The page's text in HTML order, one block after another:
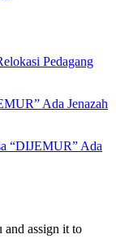
Pedagang
Ada Jenazah
“DIJEMUR” Ada
and assign it to